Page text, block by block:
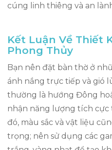
cúng linh thiêng và an
Kết Luận Về Thiết
Phong Thủy
Bạn nên đặt bàn thờ ở
ánh nắng trực tiếp và gió
thường là hướng Đông
nhận năng lượng tích cực
đó, màu sắc và vật liệu
trọng; nên sử dụng các